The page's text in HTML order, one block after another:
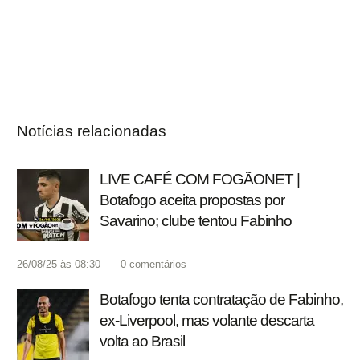
Notícias relacionadas
LIVE CAFÉ COM FOGÃONET |
Botafogo aceita propostas por
Savarino; clube tentou Fabinho
26/08/25 às 08:30 0 comentários
Botafogo tenta contratação de Fabinho,
ex-Liverpool, mas volante descarta
volta ao Brasil